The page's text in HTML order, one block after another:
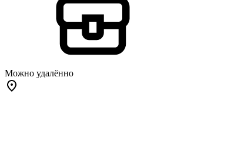
Можно удалённо